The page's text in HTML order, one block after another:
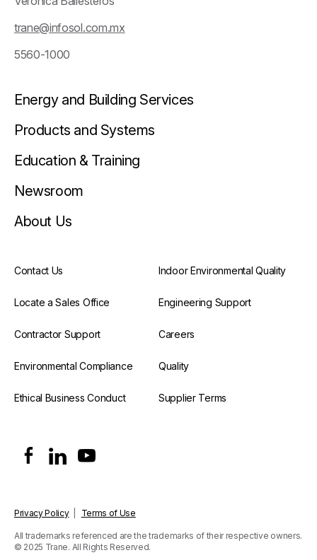
trane@infosol.com.mx
5560-1000
Energy and Building Services
Products and Systems
Education & Training
Newsroom
About Us
Contact Us Indoor Environmental Quality
Locate a Sales Office Engineering Support
Contractor Support Careers
Environmental Compliance Quality
Ethical Business Conduct Supplier Terms
Privacy Policy| Terms of Use
All trademarks referenced are the trademarks of their respective owners.
© 2025 Trane. All Rights Reserved.